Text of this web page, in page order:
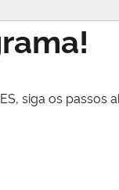
siga os passos